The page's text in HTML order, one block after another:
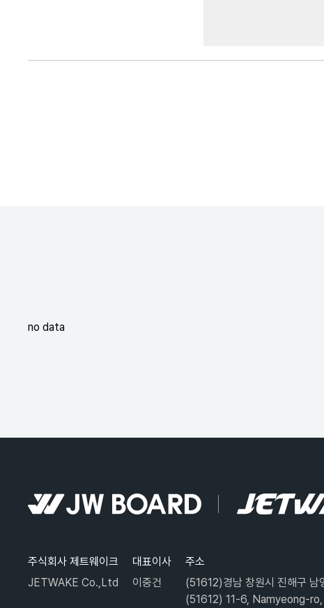
no data
주식회사 제트웨이크
JETWAKE Co.,Ltd
대표이사
이중건
주소
(51612)경남 창원시 진해구
(51612) 11-6, Namyeong-